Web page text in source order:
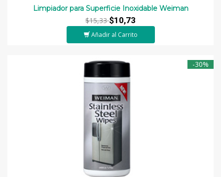
Limpiador para Superficie Inoxidable Weiman
$15,33$10,73
Añadir al Carrito
-30%